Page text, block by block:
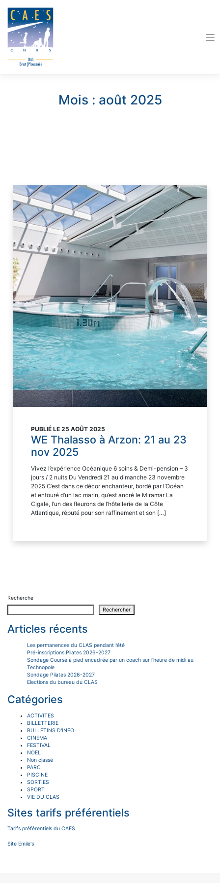
content
Mois : août 2025
PUBLIÉ LE 25 AOÛT 2025
WE Thalasso à Arzon: 21 au 23
nov 2025
Vivez l’expérience Océanique 6 soins & Demi-pension – 3
jours / 2 nuits Du Vendredi 21 au dimanche 23 novembre
2025 C’est dans ce décor enchanteur, bordé par l’Océan
et entouré d’un lac marin, qu’est ancré le Miramar La
Cigale, l’un des fleurons de l’hôtellerie de la Côte
Atlantique, réputé pour son raffinement et son […]
Recherche
Rechercher
Articles récents
Les permanences du CLAS pendant l’été
Pré-inscriptions Pilates 2026-2027
Sondage Course à pied encadrée par un coach sur l’heure de midi au
Technopole
Sondage Pilates 2026-2027
Elections du bureau du CLAS
Catégories
ACTIVITES
BILLETTERIE
BULLETINS D'INFO
CINEMA
FESTIVAL
NOEL
Non classé
PARC
PISCINE
SORTIES
SPORT
VIE DU CLAS
Sites tarifs préférentiels
Tarifs préférentiels du CAES
Site Emile's